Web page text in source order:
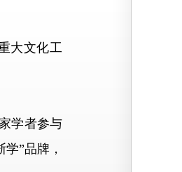
大文化工
学者参与
”品牌，